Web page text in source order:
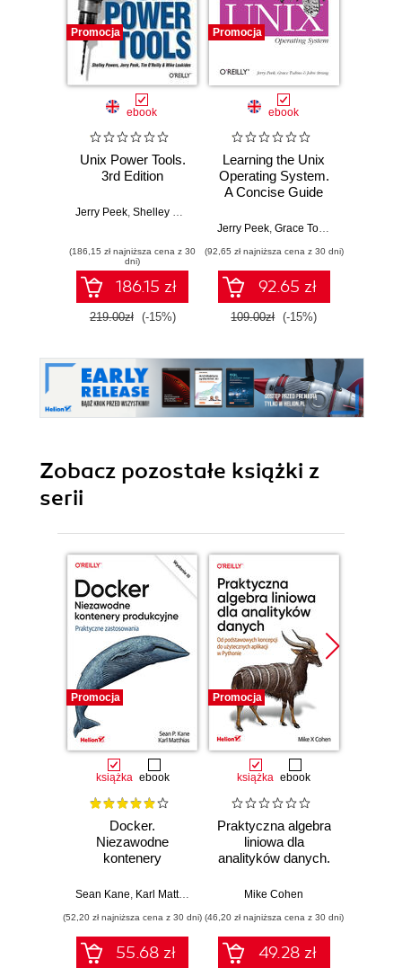
Promocja
ebook
Unix Power Tools.
3rd Edition
Jerry Peek, Shelley Powers
(186,15 zł najniższa cena z 30
dni)
186.15 zł
219.00zł (-15%)
Promocja
ebook
Learning the Unix
Operating System.
A Concise Guide
5th Edition
Jerry Peek, Grace Todino
(92,65 zł najniższa cena z 30 dni)
92.65 zł
109.00zł (-15%)
Zobacz pozostałe książki z
serii
Promocja
książka ebook
Docker.
Niezawodne
kontenery
Praktyczne
Wydanie III
Sean Kane Karl Matthias
(52,20 zł najniższa cena z 30 dni)
55.68 zł
Promocja
książka ebook
Praktyczna algebra
liniowa dla
analityków danych.
koncepcji do
aplikacji w
Pythonie
Mike Cohen
(46,20 zł najniższa cena z 30 dni)
49.28 zł